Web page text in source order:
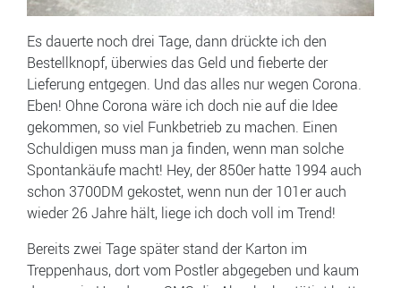
Es dauerte noch drei Tage, dann drückte ich den
Bestellknopf, überwies das Geld und fieberte der
Lieferung entgegen. Und das alles nur wegen Corona.
Eben! Ohne Corona wäre ich doch nie auf die Idee
gekommen, so viel Funkbetrieb zu machen. Einen
Schuldigen muss man ja finden, wenn man solche
Spontankäufe macht! Hey, der 850er hatte 1994 auch
schon 3700DM gekostet, wenn nun der 101er auch
wieder 26 Jahre hält, liege ich doch voll im Trend!
Bereits zwei Tage später stand der Karton im
Treppenhaus, dort vom Postler abgegeben und kaum